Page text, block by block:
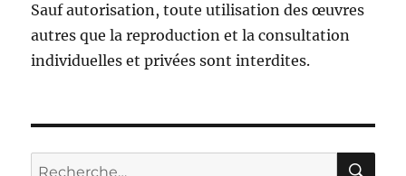
Sauf autorisation, toute utilisation des œuvres
autres que la reproduction et la consultation
individuelles et privées sont interdites.
Recherche